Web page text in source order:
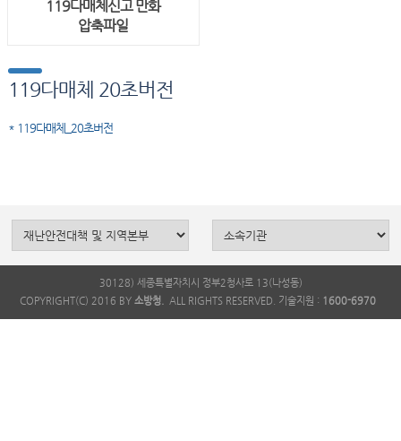
119다매체신고 만화
압축파일
119다매체 20초버전
* 119다매체_20초버전
30128) 세종특별자치시 정부2청사로 13(나성동)
COPYRIGHT(C) 2016 BY 소방청. ALL RIGHTS RESERVED. 기술지원 : 1600-6970